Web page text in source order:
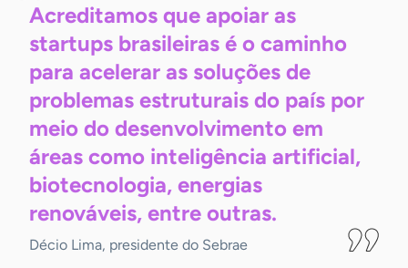
Acreditamos que apoiar as
startups brasileiras é o caminho
para acelerar as soluções de
problemas estruturais do país por
meio do desenvolvimento em
áreas como inteligência artificial,
biotecnologia, energias
renováveis, entre outras.
Décio Lima, presidente do Sebrae